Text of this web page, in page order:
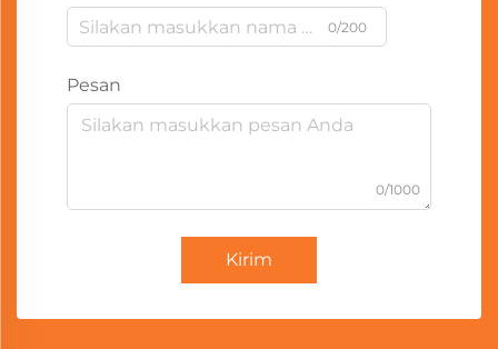
0/200
Pesan
0/1000
Kirim